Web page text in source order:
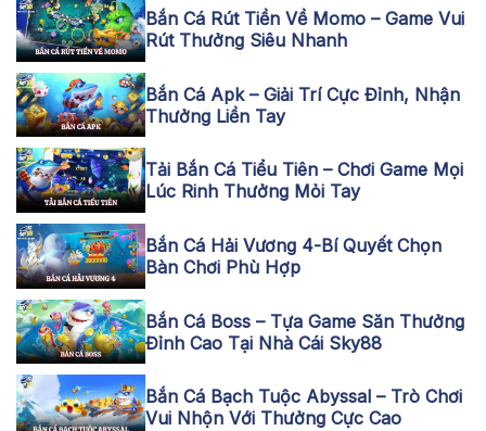
Bắn Cá Rút Tiền Về Momo – Game Vui
Rút Thưởng Siêu Nhanh
Bắn Cá Apk – Giải Trí Cực Đỉnh, Nhận
Thưởng Liền Tay
Tải Bắn Cá Tiểu Tiên – Chơi Game Mọi
Lúc Rinh Thưởng Mỏi Tay
Bắn Cá Hải Vương 4-Bí Quyết Chọn
Bàn Chơi Phù Hợp
Bắn Cá Boss – Tựa Game Săn Thưởng
Đỉnh Cao Tại Nhà Cái Sky88
Bắn Cá Bạch Tuộc Abyssal – Trò Chơi
Vui Nhộn Với Thưởng Cực Cao